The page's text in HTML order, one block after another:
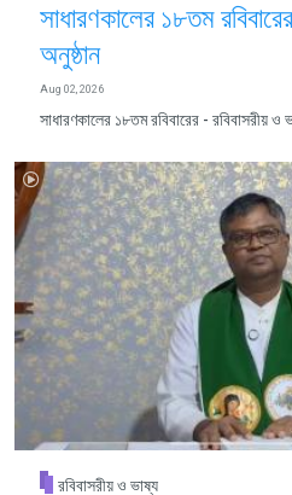
সাধারণকালের ১৮তম
অনুষ্ঠান
Aug 02, 2026
সাধারণকালের ১৮তম রবিবারের - রবিবাসরীয় ও
রবিবাসরীয় ও ভাষ্য